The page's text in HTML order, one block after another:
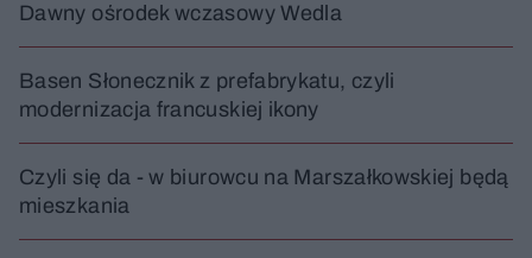
Dawny ośrodek wczasowy Wedla
Basen Słonecznik z prefabrykatu, czyli
modernizacja francuskiej ikony
Czyli się da - w biurowcu na Marszałkowskiej będą
mieszkania